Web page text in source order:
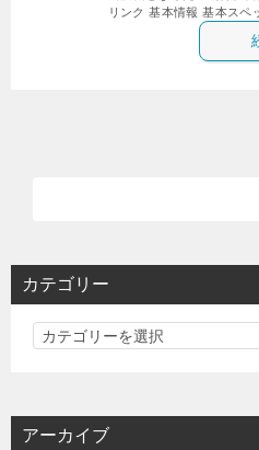
リンク 基本情報 基本ス
カテゴリー
カ
リ
アーカイブ